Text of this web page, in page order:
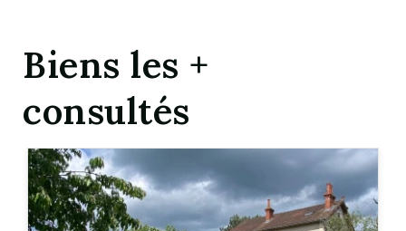
Biens les +
consultés